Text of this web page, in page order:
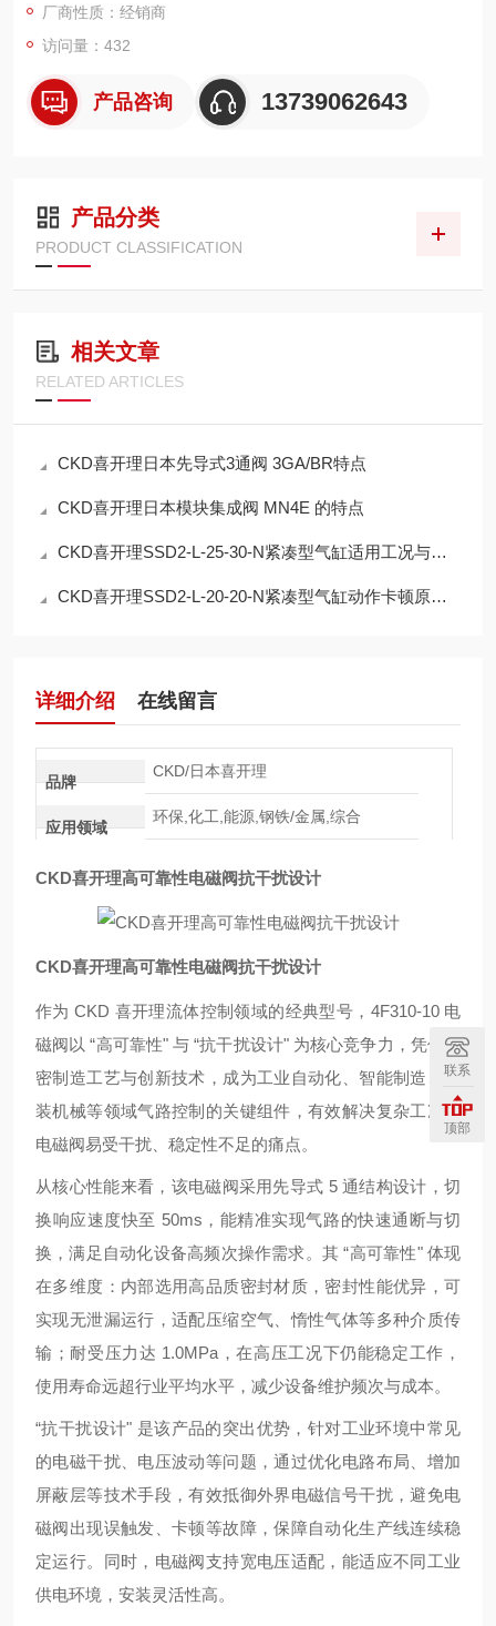
从核心性能来看，该电磁阀采用先导式 5 通结构设计，切换响应
速度快至 50ms，能精准实现气路的快
厂商性质：经销商
访问量：432
产品咨询 13739062643
产品分类
PRODUCT CLASSIFICATION
相关文章
RELATED ARTICLES
CKD喜开理日本先导式3通阀 3GA/BR特点
CKD喜开理日本模块集成阀 MN4E 的特点
CKD喜开理SSD2-L-25-30-N紧凑型气缸适用工况与参数详解
CKD喜开理SSD2-L-20-20-N紧凑型气缸动作卡顿原因排查
详细介绍 在线留言
品牌
CKD/日本喜开理
应用领域
环保,化工,能源,钢铁/金属,综合
CKD喜开理高可靠性电磁阀抗干扰设计
CKD喜开理高可靠性电磁阀抗干扰设计
作为 CKD 喜开理流体控制领域的经典型号，4F310-10 电
磁阀以 “高可靠性" 与 “抗干扰设计" 为核心竞争力，凭借精
密制造工艺与创新技术，成为工业自动化、智能制造、包
装机械等领域气路控制的关键组件，有效解决复杂工况下
电磁阀易受干扰、稳定性不足的痛点。
从核心性能来看，该电磁阀采用先导式 5 通结构设计，切
换响应速度快至 50ms，能精准实现气路的快速通断与切
换，满足自动化设备高频次操作需求。其 “高可靠性" 体现
在多维度：内部选用高品质密封材质，密封性能优异，可
实现无泄漏运行，适配压缩空气、惰性气体等多种介质传
输；耐受压力达 1.0MPa，在高压工况下仍能稳定工作，
使用寿命远超行业平均水平，减少设备维护频次与成本。
“抗干扰设计" 是该产品的突出优势，针对工业环境中常见
的电磁干扰、电压波动等问题，通过优化电路布局、增加
屏蔽层等技术手段，有效抵御外界电磁信号干扰，避免电
磁阀出现误触发、卡顿等故障，保障自动化生产线连续稳
定运行。同时，电磁阀支持宽电压适配，能适应不同工业
供电环境，安装灵活性高。
联系
顶部